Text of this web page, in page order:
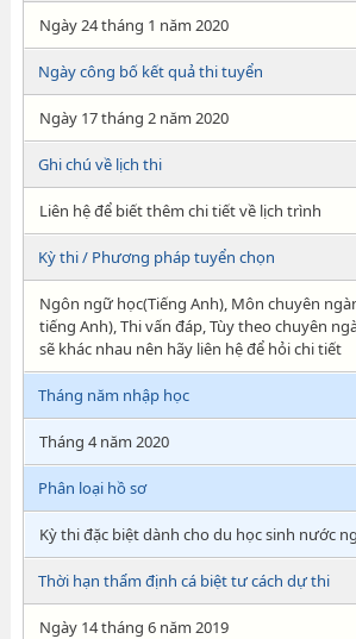
Ngày 24 tháng 1 năm 2020
Ngày công bố kết quả thi tuyển
Ngày 17 tháng 2 năm 2020
Ghi chú về lịch thi
Liên hệ để biết thêm chi tiết về lịch trình
Kỳ thi / Phương pháp tuyển chọn
Ngôn ngữ học(Tiếng Anh), Môn chuyên
tiếng Anh), Thi vấn đáp, Tùy theo chuyên
sẽ khác nhau nên hãy liên hệ để hỏi chi tiết
Tháng năm nhập học
Tháng 4 năm 2020
Phân loại hồ sơ
Kỳ thi đặc biệt dành cho du học sinh nước
Thời hạn thẩm định cá biệt tư cách dự thi
Ngày 14 tháng 6 năm 2019